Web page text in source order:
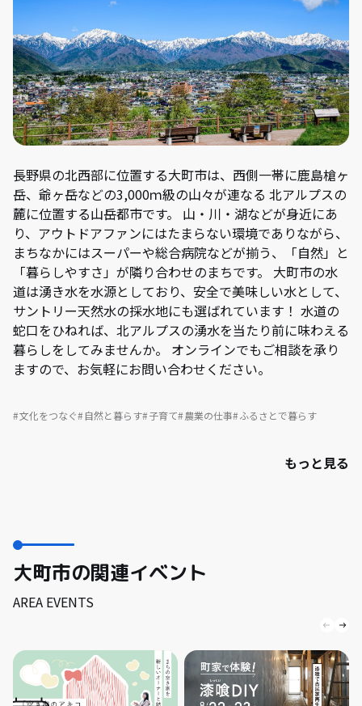
長野県の北西部に位置する大町市は、西側一帯に鹿島槍ヶ
岳、爺ヶ岳などの3,000ｍ級の山々が連なる 北アルプスの
麓に位置する山岳都市です。 山・川・湖などが身近にあ
り、アウトドアファンにはたまらない環境でありながら、
まちなかにはスーパーや総合病院などが揃う、「自然」と
「暮らしやすさ」が隣り合わせのまちです。 大町市の水
道は湧き水を水源としており、安全で美味しい水として、
サントリー天然水の採水地にも選ばれています！ 水道の
蛇口をひねれば、北アルプスの湧水を当たり前に味わえる
暮らしをしてみませんか。 オンラインでもご相談を承り
ますので、お気軽にお問い合わせください。
文化をつなぐ 自然と暮らす 子育て 農業の仕事 ふるさとで暮らす
もっと見る
大町市の関連イベント
AREA EVENTS